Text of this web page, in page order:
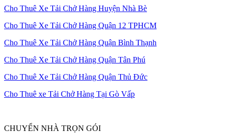
Cho Thuê Xe Tải Chở Hàng Huyện Nhà Bè
Cho Thuê Xe Tải Chở Hàng Quận 12 TPHCM
Cho Thuê Xe Tải Chở Hàng Quận Bình Thạnh
Cho Thuê Xe Tải Chở Hàng Quận Tân Phú
Cho Thuê Xe Tải Chở Hàng Quận Thủ Đức
Cho Thuê xe Tải Chở Hàng Tại Gò Vấp
CHUYỂN NHÀ TRỌN GÓI